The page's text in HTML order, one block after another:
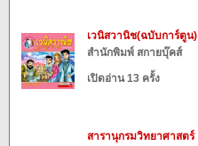
เวนิสวานิช(ฉบับการ์ตูน)
สำนักพิมพ์ สกายบุ๊คส์
เปิดอ่าน 13 ครั้ง
สารานุกรมวิทยาศาสตร์